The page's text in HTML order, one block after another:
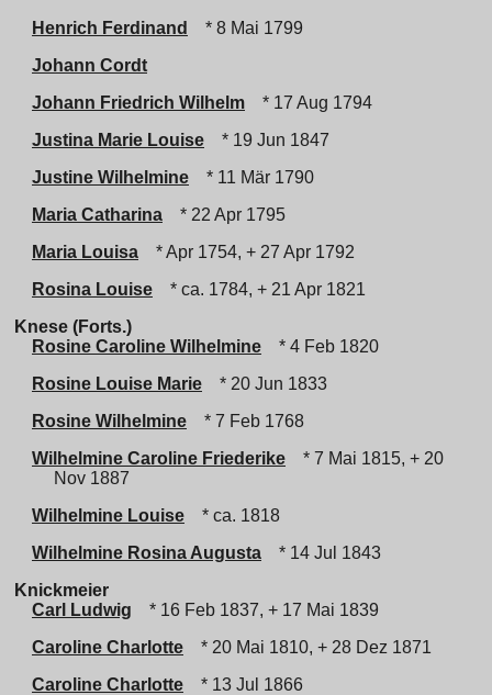
Henrich Ferdinand
* 8 Mai 1799
Johann Cordt
Johann Friedrich Wilhelm
* 17 Aug 1794
Justina Marie Louise
* 19 Jun 1847
Justine Wilhelmine
* 11 Mär 1790
Maria Catharina
* 22 Apr 1795
Maria Louisa
* Apr 1754, + 27 Apr 1792
Rosina Louise
* ca. 1784, + 21 Apr 1821
Knese (Forts.)
Rosine Caroline Wilhelmine
* 4 Feb 1820
Rosine Louise Marie
* 20 Jun 1833
Rosine Wilhelmine
* 7 Feb 1768
Wilhelmine Caroline Friederike
* 7 Mai 1815, + 20
Nov 1887
Wilhelmine Louise
* ca. 1818
Wilhelmine Rosina Augusta
* 14 Jul 1843
Knickmeier
Carl Ludwig
* 16 Feb 1837, + 17 Mai 1839
Caroline Charlotte
* 20 Mai 1810, + 28 Dez 1871
Caroline Charlotte
* 13 Jul 1866